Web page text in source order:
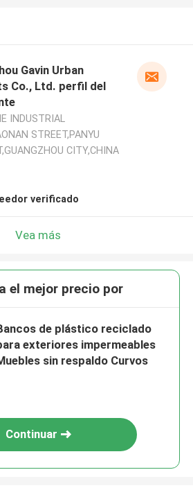
Gavin Urban
Co., Ltd. perfil del
INDUSTRIAL
STREET,PANYU
CITY,CHINA
verificado
Vea más
el mejor precio por
de plástico reciclado
exteriores impermeables
sin respaldo Curvos
Continuar